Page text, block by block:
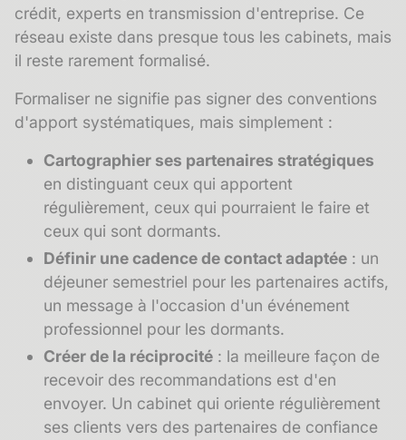
crédit, experts en transmission d'entreprise. Ce
réseau existe dans presque tous les cabinets, mais
il reste rarement formalisé.
Formaliser ne signifie pas signer des conventions
d'apport systématiques, mais simplement :
Cartographier ses partenaires stratégiques
en distinguant ceux qui apportent
régulièrement, ceux qui pourraient le faire et
ceux qui sont dormants.
Définir une cadence de contact adaptée : un
déjeuner semestriel pour les partenaires actifs,
un message à l'occasion d'un événement
professionnel pour les dormants.
Créer de la réciprocité : la meilleure façon de
recevoir des recommandations est d'en
envoyer. Un cabinet qui oriente régulièrement
ses clients vers des partenaires de confiance